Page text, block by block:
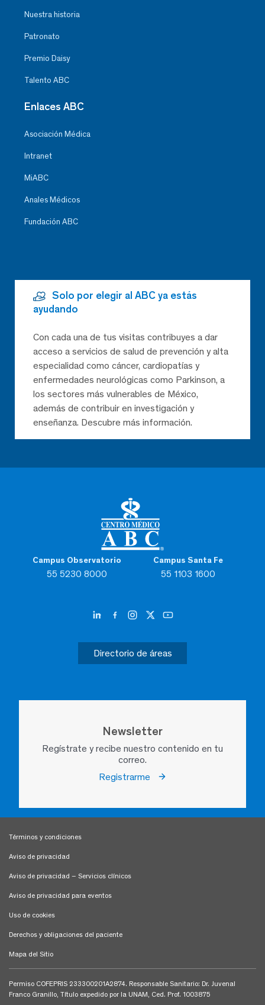
Campus Observatorio
55 5230 8000
Campus Santa Fe
55 1103 1600
Directorio de áreas
Newsletter
Regístrate y recibe nuestro contenido en tu
correo.
Registrarme
Nuestra historia
Patronato
Premio Daisy
Talento ABC
Enlaces ABC
Asociación Médica
Intranet
MiABC
Anales Médicos
Fundación ABC
Solo por elegir al ABC ya estás
ayudando
Con cada una de tus visitas contribuyes a dar
acceso a servicios de salud de prevención y alta
especialidad como cáncer, cardiopatías y
enfermedades neurológicas como Parkinson, a
los sectores más vulnerables de México,
además de contribuir en investigación y
enseñanza. Descubre más información.
Términos y condiciones
Aviso de privacidad
Aviso de privacidad – Servicios clínicos
Aviso de privacidad para eventos
Uso de cookies
Derechos y obligaciones del paciente
Mapa del Sitio
Permiso COFEPRIS 233300201A2874. Responsable Sanitario: Dr. Juvenal
Franco Granillo, Título expedido por la UNAM, Ced. Prof. 1003875